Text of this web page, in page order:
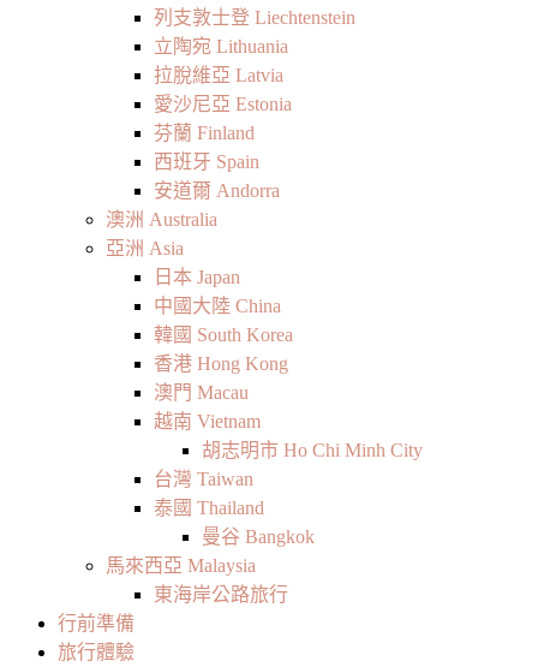
列支敦士登 Liechtenstein
立陶宛 Lithuania
拉脫維亞 Latvia
愛沙尼亞 Estonia
芬蘭 Finland
西班牙 Spain
安道爾 Andorra
澳洲 Australia
亞洲 Asia
日本 Japan
中國大陸 China
韓國 South Korea
香港 Hong Kong
澳門 Macau
越南 Vietnam
胡志明市 Ho Chi Minh City
台灣 Taiwan
泰國 Thailand
曼谷 Bangkok
馬來西亞 Malaysia
東海岸公路旅行
行前準備
旅行體驗